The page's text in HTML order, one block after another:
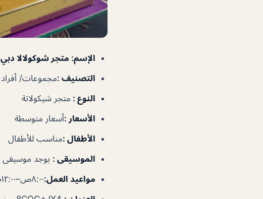
الإسم: متجر شوكولالا دبي
التصنيف :مجموعات/ أفراد
النوع : متجر شيكولاتة
الأسعار :أسعار متوسطة
الأطفال :مناسب للأطفال
الموسيقى : يوجد موسيقى
مواعيد العمل:٨:٠٠ص–١٢:٠٠ص